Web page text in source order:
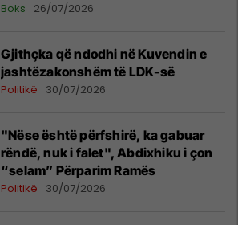
Boks 26/07/2026
Gjithçka që ndodhi në Kuvendin e
jashtëzakonshëm të LDK-së
Politikë 30/07/2026
"Nëse është përfshirë, ka gabuar
rëndë, nuk i falet", Abdixhiku i çon
“selam” Përparim Ramës
Politikë 30/07/2026